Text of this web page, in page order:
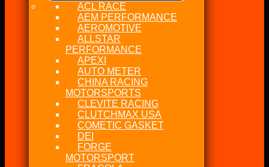
ACL RACE
AEM PERFORMANCE
AEROMOTIVE
ALLSTAR
PERFORMANCE
APEXI
AUTO METER
CHINA RACING
MOTORSPORTS
CLEVITE RACING
CLUTCHMAX USA
COMETIC GASKET
DEI
FORGE
MOTORSPORT